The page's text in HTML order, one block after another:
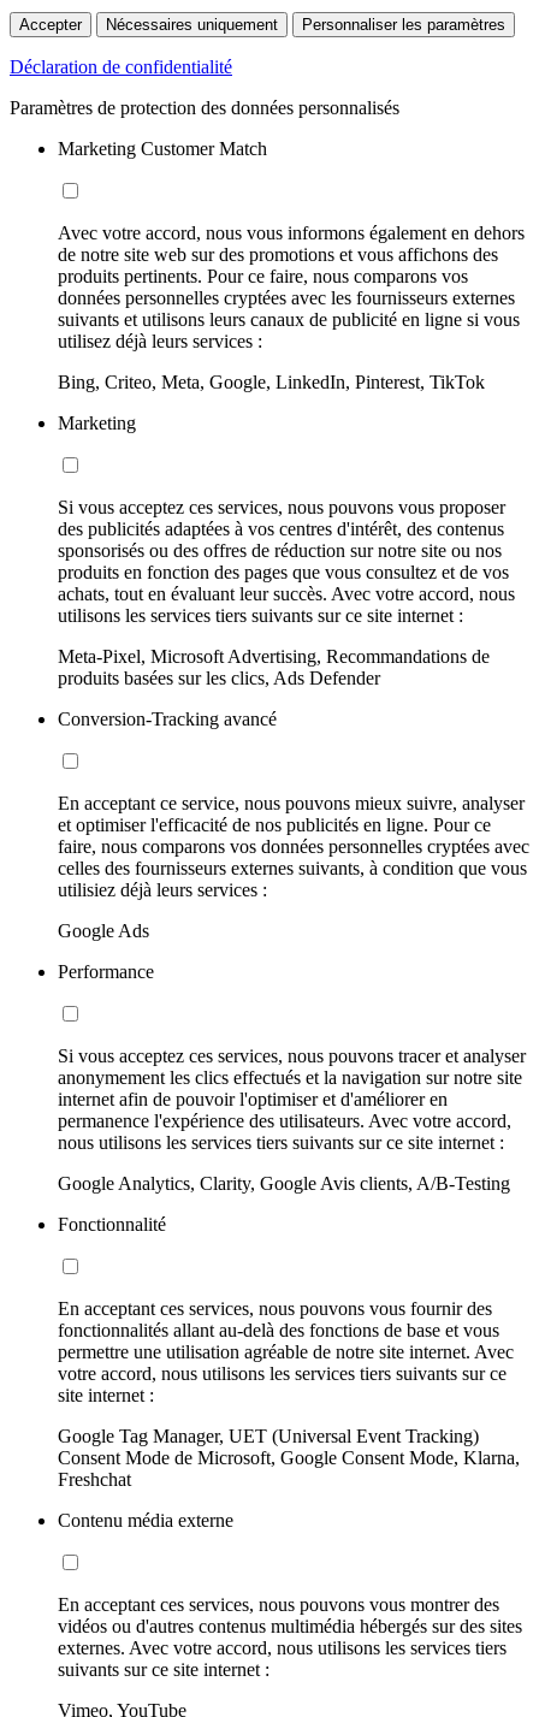
Accepter Nécessaires uniquement Personnaliser les paramètres
Déclaration de confidentialité
Paramètres de protection des données personnalisés
Marketing Customer Match
Avec votre accord, nous vous informons également en dehors
de notre site web sur des promotions et vous affichons des
produits pertinents. Pour ce faire, nous comparons vos
données personnelles cryptées avec les fournisseurs externes
suivants et utilisons leurs canaux de publicité en ligne si vous
utilisez déjà leurs services :
Bing, Criteo, Meta, Google, LinkedIn, Pinterest, TikTok
Marketing
Si vous acceptez ces services, nous pouvons vous proposer
des publicités adaptées à vos centres d'intérêt, des contenus
sponsorisés ou des offres de réduction sur notre site ou nos
produits en fonction des pages que vous consultez et de vos
achats, tout en évaluant leur succès. Avec votre accord, nous
utilisons les services tiers suivants sur ce site internet :
Meta-Pixel, Microsoft Advertising, Recommandations de
produits basées sur les clics, Ads Defender
Conversion-Tracking avancé
En acceptant ce service, nous pouvons mieux suivre, analyser
et optimiser l'efficacité de nos publicités en ligne. Pour ce
faire, nous comparons vos données personnelles cryptées avec
celles des fournisseurs externes suivants, à condition que vous
utilisiez déjà leurs services :
Google Ads
Performance
Si vous acceptez ces services, nous pouvons tracer et analyser
anonymement les clics effectués et la navigation sur notre site
internet afin de pouvoir l'optimiser et d'améliorer en
permanence l'expérience des utilisateurs. Avec votre accord,
nous utilisons les services tiers suivants sur ce site internet :
Google Analytics, Clarity, Google Avis clients, A/B-Testing
Fonctionnalité
En acceptant ces services, nous pouvons vous fournir des
fonctionnalités allant au-delà des fonctions de base et vous
permettre une utilisation agréable de notre site internet. Avec
votre accord, nous utilisons les services tiers suivants sur ce
site internet :
Google Tag Manager, UET (Universal Event Tracking)
Consent Mode de Microsoft, Google Consent Mode, Klarna,
Freshchat
Contenu média externe
En acceptant ces services, nous pouvons vous montrer des
vidéos ou d'autres contenus multimédia hébergés sur des sites
externes. Avec votre accord, nous utilisons les services tiers
suivants sur ce site internet :
Vimeo, YouTube